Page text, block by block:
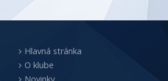
Hlavná stránka
O klube